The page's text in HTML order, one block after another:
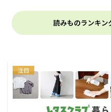
読みものランキン
注目